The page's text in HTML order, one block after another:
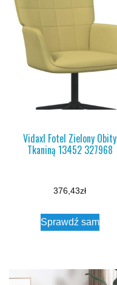
Vidaxl Fotel Zielony Obity
Tkaniną 13452 327968
376,43zł
Sprawdź sam